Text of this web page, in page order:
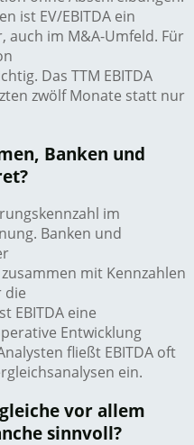
ist EV/EBITDA ein
im M&A-Umfeld. Für
Das TTM EBITDA
zwölf Monate statt nur
Banken und
im
Banken und
mit Kennzahlen
die
EBITDA eine
Entwicklung
fließt EBITDA oft
ein.
vor allem
sinnvoll?